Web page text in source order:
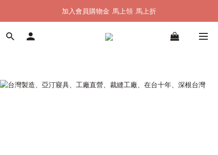
加入會員購物金  馬上領  馬上折
加入會員購物金  馬上領  馬上折
全館單筆滿 $1500 即享全台免運